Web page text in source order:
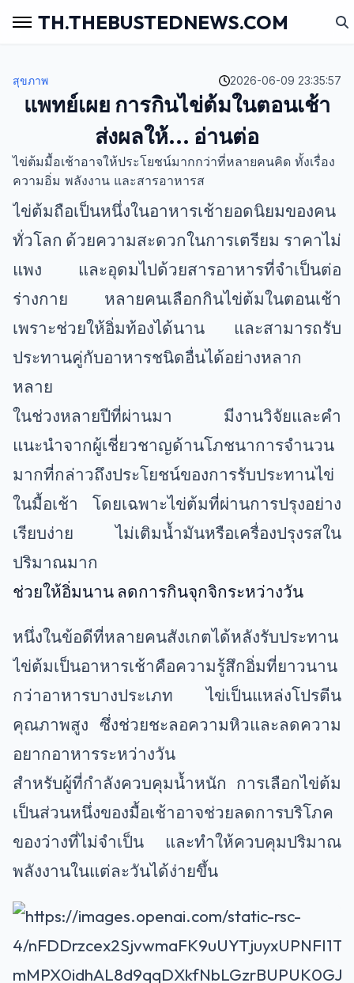
TH.THEBUSTEDNEWS.COM
สุขภาพ 2026-06-09 23:35:57
แพทย์เผย การกินไข่ต้มในตอนเช้า
ส่งผลให้... อ่านต่อ
ไข่ต้มมื้อเช้าอาจให้ประโยชน์มากกว่าที่หลายคนคิด ทั้งเรื่อง
ความอิ่ม พลังงาน และสารอาหารส
ไข่ต้มถือเป็นหนึ่งในอาหารเช้ายอดนิยมของคน
ทั่วโลก ด้วยความสะดวกในการเตรียม ราคาไม่
แพง และอุดมไปด้วยสารอาหารที่จำเป็นต่อ
ร่างกาย หลายคนเลือกกินไข่ต้มในตอนเช้า
เพราะช่วยให้อิ่มท้องได้นาน และสามารถรับ
ประทานคู่กับอาหารชนิดอื่นได้อย่างหลาก
หลาย
ในช่วงหลายปีที่ผ่านมา มีงานวิจัยและคำ
แนะนำจากผู้เชี่ยวชาญด้านโภชนาการจำนวน
มากที่กล่าวถึงประโยชน์ของการรับประทานไข่
ในมื้อเช้า โดยเฉพาะไข่ต้มที่ผ่านการปรุงอย่าง
เรียบง่าย ไม่เติมน้ำมันหรือเครื่องปรุงรสใน
ปริมาณมาก
ช่วยให้อิ่มนาน ลดการกินจุกจิกระหว่างวัน
หนึ่งในข้อดีที่หลายคนสังเกตได้หลังรับประทาน
ไข่ต้มเป็นอาหารเช้าคือความรู้สึกอิ่มที่ยาวนาน
กว่าอาหารบางประเภท ไข่เป็นแหล่งโปรตีน
คุณภาพสูง ซึ่งช่วยชะลอความหิวและลดความ
อยากอาหารระหว่างวัน
สำหรับผู้ที่กำลังควบคุมน้ำหนัก การเลือกไข่ต้ม
เป็นส่วนหนึ่งของมื้อเช้าอาจช่วยลดการบริโภค
ของว่างที่ไม่จำเป็น และทำให้ควบคุมปริมาณ
พลังงานในแต่ละวันได้ง่ายขึ้น